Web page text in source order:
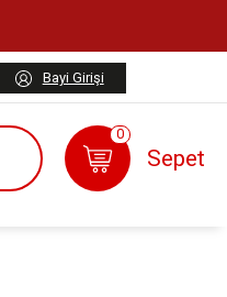
Bayi Girişi
0
Sepet